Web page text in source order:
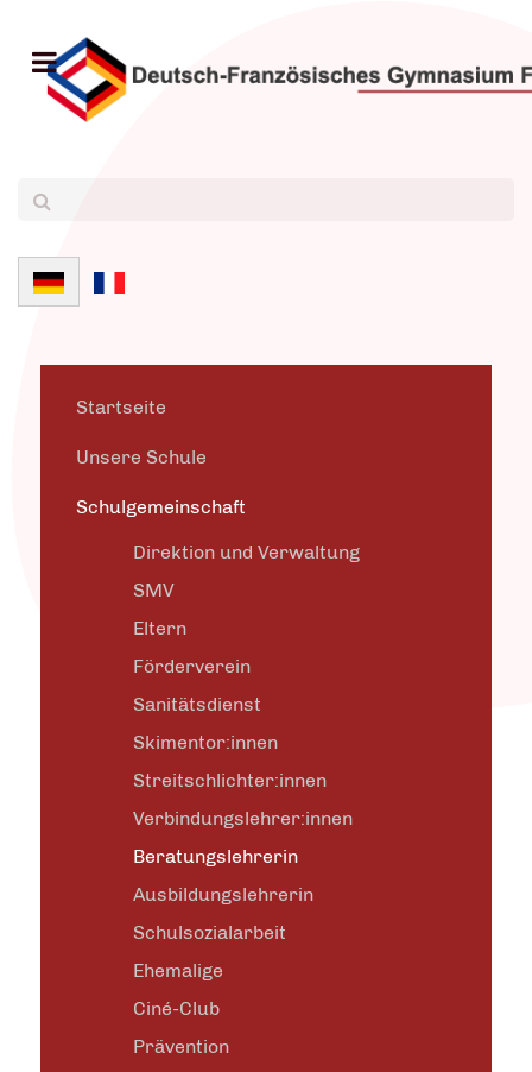
Sprache auswählen
Startseite
Unsere Schule
Schulgemeinschaft
Direktion und Verwaltung
SMV
Eltern
Förderverein
Sanitätsdienst
Skimentor:innen
Streitschlichter:innen
Verbindungslehrer:innen
Beratungslehrerin
Ausbildungslehrerin
Schulsozialarbeit
Ehemalige
Ciné-Club
Prävention